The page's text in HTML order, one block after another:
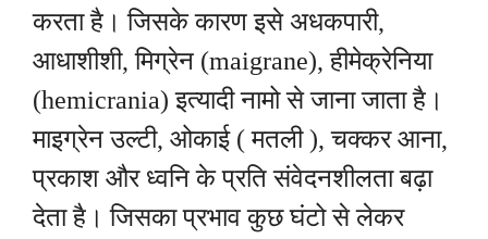
करता है। जिसके कारण इसे अधकपारी,
आधाशीशी, मिग्रेन (maigrane), हीमेक्रेनिया
(hemicrania) इत्यादी नामो से जाना जाता है।
माइग्रेन उल्टी, ओकाई ( मतली ), चक्कर आना,
प्रकाश और ध्वनि के प्रति संवेदनशीलता बढ़ा
देता है। जिसका प्रभाव कुछ घंटो से लेकर